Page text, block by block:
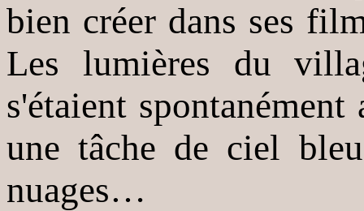
bien créer dans ses
Les lumières du
s'étaient
une tâche de ciel
nuages…